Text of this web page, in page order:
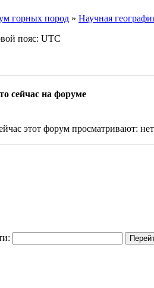
горных пород » Научная
пояс: UTC
сейчас на форуме
этот форум просматривают: